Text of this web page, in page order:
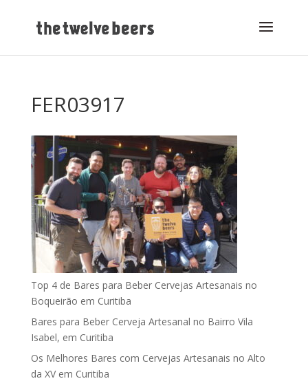
FER03917
Top 4 de Bares para Beber Cervejas Artesanais no
Boqueirão em Curitiba
Bares para Beber Cerveja Artesanal no Bairro Vila
Isabel, em Curitiba
Os Melhores Bares com Cervejas Artesanais no Alto
da XV em Curitiba